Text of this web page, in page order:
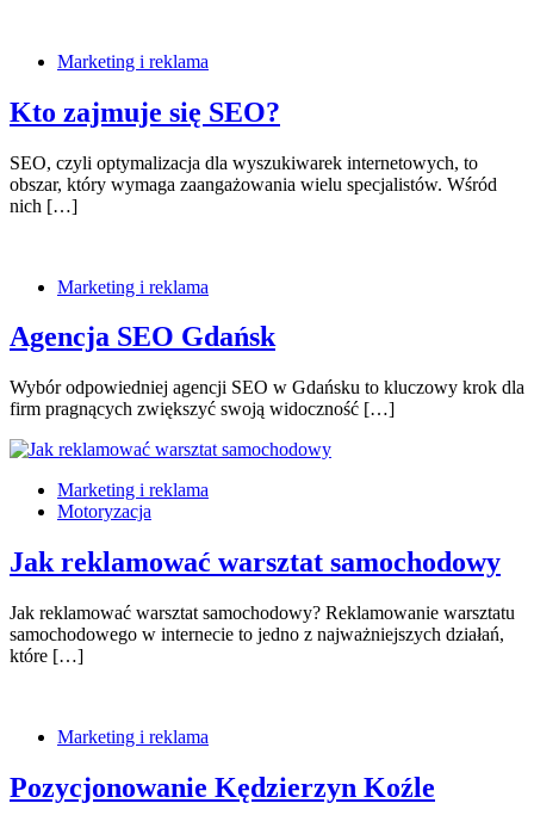
Marketing i reklama
Kto zajmuje się SEO?
SEO, czyli optymalizacja dla wyszukiwarek internetowych, to
obszar, który wymaga zaangażowania wielu specjalistów. Wśród
nich […]
Marketing i reklama
Agencja SEO Gdańsk
Wybór odpowiedniej agencji SEO w Gdańsku to kluczowy krok dla
firm pragnących zwiększyć swoją widoczność […]
Marketing i reklama
Motoryzacja
Jak reklamować warsztat samochodowy
Jak reklamować warsztat samochodowy? Reklamowanie warsztatu
samochodowego w internecie to jedno z najważniejszych działań,
które […]
Marketing i reklama
Pozycjonowanie Kędzierzyn Koźle